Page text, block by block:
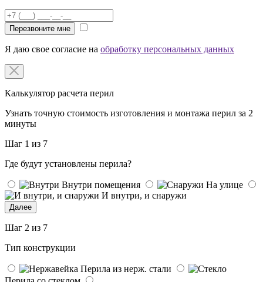
Перезвоните мне
Я даю свое согласие на обработку персональных данных
Калькулятор расчета перил
Узнать точную стоимость изготовления и монтажа перил за 2
минуты
Шаг 1 из 7
Где будут установлены перила?
Внутри помещения
На улице
И внутри, и снаружи
Далее
Шаг 2 из 7
Тип конструкции
Перила из нерж. стали